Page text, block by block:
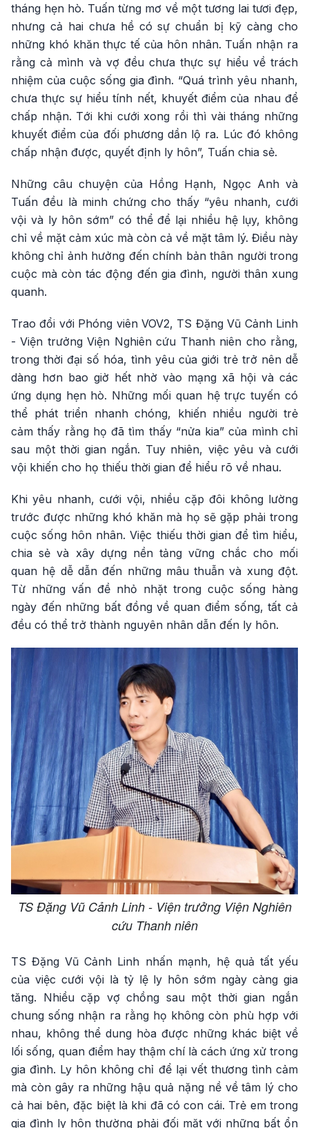
tháng hẹn hò. Tuấn từng mơ về một tương lai tươi đẹp,
nhưng cả hai chưa hề có sự chuẩn bị kỹ càng cho
những khó khăn thực tế của hôn nhân. Tuấn nhận ra
rằng cả mình và vợ đều chưa thực sự hiểu về trách
nhiệm của cuộc sống gia đình. “Quá trình yêu nhanh,
chưa thực sự hiểu tính nết, khuyết điểm của nhau để
chấp nhận. Tới khi cưới xong rồi thì vài tháng những
khuyết điểm của đối phương dần lộ ra. Lúc đó không
chấp nhận được, quyết định ly hôn”, Tuấn chia sẻ.
Những câu chuyện của Hồng Hạnh, Ngọc Anh và
Tuấn đều là minh chứng cho thấy “yêu nhanh, cưới
vội và ly hôn sớm” có thể để lại nhiều hệ lụy, không
chỉ về mặt cảm xúc mà còn cả về mặt tâm lý. Điều này
không chỉ ảnh hưởng đến chính bản thân người trong
cuộc mà còn tác động đến gia đình, người thân xung
quanh.
Trao đổi với Phóng viên VOV2, TS Đặng Vũ Cảnh Linh
- Viện trưởng Viện Nghiên cứu Thanh niên cho rằng,
trong thời đại số hóa, tình yêu của giới trẻ trở nên dễ
dàng hơn bao giờ hết nhờ vào mạng xã hội và các
ứng dụng hẹn hò. Những mối quan hệ trực tuyến có
thể phát triển nhanh chóng, khiến nhiều người trẻ
cảm thấy rằng họ đã tìm thấy “nửa kia” của mình chỉ
sau một thời gian ngắn. Tuy nhiên, việc yêu và cưới
vội khiến cho họ thiếu thời gian để hiểu rõ về nhau.
Khi yêu nhanh, cưới vội, nhiều cặp đôi không lường
trước được những khó khăn mà họ sẽ gặp phải trong
cuộc sống hôn nhân. Việc thiếu thời gian để tìm hiểu,
chia sẻ và xây dựng nền tảng vững chắc cho mối
quan hệ dễ dẫn đến những mâu thuẫn và xung đột.
Từ những vấn đề nhỏ nhặt trong cuộc sống hàng
ngày đến những bất đồng về quan điểm sống, tất cả
đều có thể trở thành nguyên nhân dẫn đến ly hôn.
TS Đặng Vũ Cảnh Linh - Viện trưởng Viện Nghiên
cứu Thanh niên
TS Đặng Vũ Cảnh Linh nhấn mạnh, hệ quả tất yếu
của việc cưới vội là tỷ lệ ly hôn sớm ngày càng gia
tăng. Nhiều cặp vợ chồng sau một thời gian ngắn
chung sống nhận ra rằng họ không còn phù hợp với
nhau, không thể dung hòa được những khác biệt về
lối sống, quan điểm hay thậm chí là cách ứng xử trong
gia đình. Ly hôn không chỉ để lại vết thương tình cảm
mà còn gây ra những hậu quả nặng nề về tâm lý cho
cả hai bên, đặc biệt là khi đã có con cái. Trẻ em trong
gia đình ly hôn thường phải đối mặt với những bất ổn